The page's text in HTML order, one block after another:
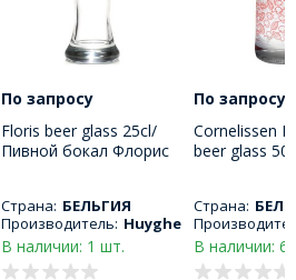
По запросу
Floris beer glass 25cl/
Пивной бокал Флорис
Страна: БЕЛЬГИЯ
Производитель: Huyghe
В наличии: 1 шт.
По запросу
Cornelissen
beer glass
Страна:
В наличии: 6